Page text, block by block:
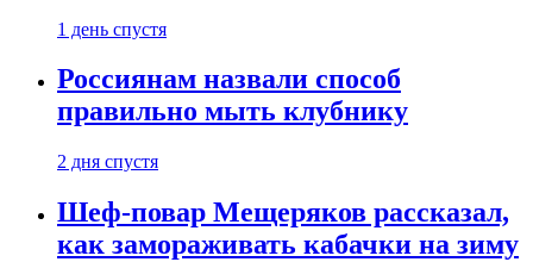
1 день спустя
Россиянам назвали способ
правильно мыть клубнику
2 дня спустя
Шеф-повар Мещеряков рассказал,
как замораживать кабачки на зиму